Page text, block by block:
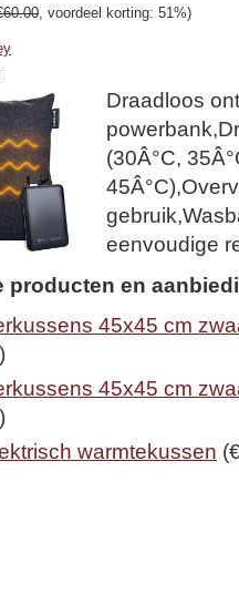
, voordeel korting: 51%)
Draadloos
(30Â°C,
eenvoudige
producten en
45x45 cm
45x45 cm
warmtekussen